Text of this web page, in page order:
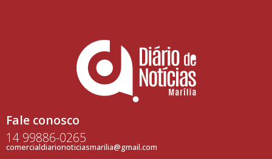
Fale conosco
14 99886-0265
comercialdiarionoticiasmarilia@gmail.com